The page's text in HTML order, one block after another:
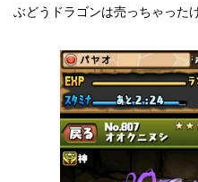
ぶどうドラゴンは売っちゃった